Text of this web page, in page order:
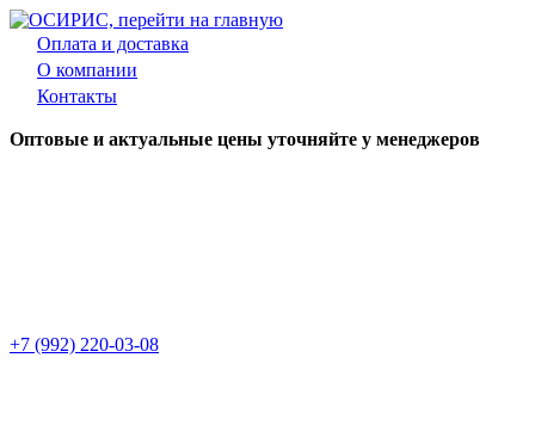
Оплата и доставка
О компании
Контакты
Оптовые и актуальные цены уточняйте у менеджеров
+7 (992) 220-03-08